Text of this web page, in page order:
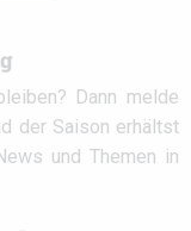
Dann melde
der Saison erhältst
und Themen in